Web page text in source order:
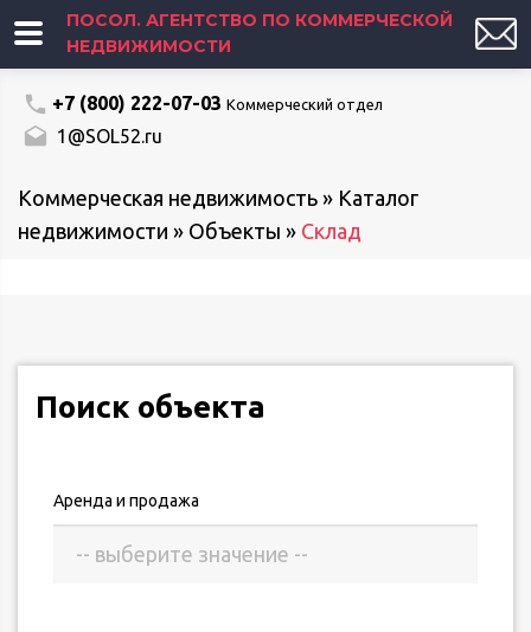
+7 (800) 222-07-03 Коммерческий отдел
1@SOL52.ru
ПОСОЛ. АГЕНТСТВО ПО КОММЕРЧЕСКОЙ
НЕДВИЖИМОСТИ
Коммерческая недвижимость » Каталог
недвижимости » Объекты » Склад
Поиск объекта
Аренда и продажа